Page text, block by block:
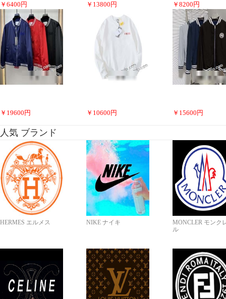
￥ 6400 円 ￥ 13800 円 ￥ 8200 円
￥ 19600 円 ￥ 10600 円 ￥ 15600 円
人気 ブランド
HERMES エルメス NIKE ナイキ
MONCLER モンク
ル